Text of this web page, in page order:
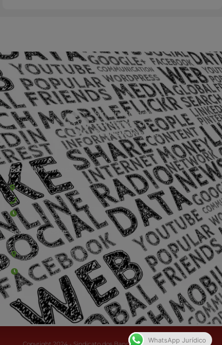
Sede Barra Mansa
Rua Rio Branco, nº107 (2º andar), Centro - Cep: 27.330-030
(24) 3323-2848 ou (24) 3323-2500
De segunda à sexta-feira , das 9h às 17h.
Sede Campestre:
Estrada Governador Chagas Freitas – 3.780 – Colônia Santo
Antônio – Barra Mansa
De terça-feira a domingo, das 9h às 17h
WhatsApp Jurídico